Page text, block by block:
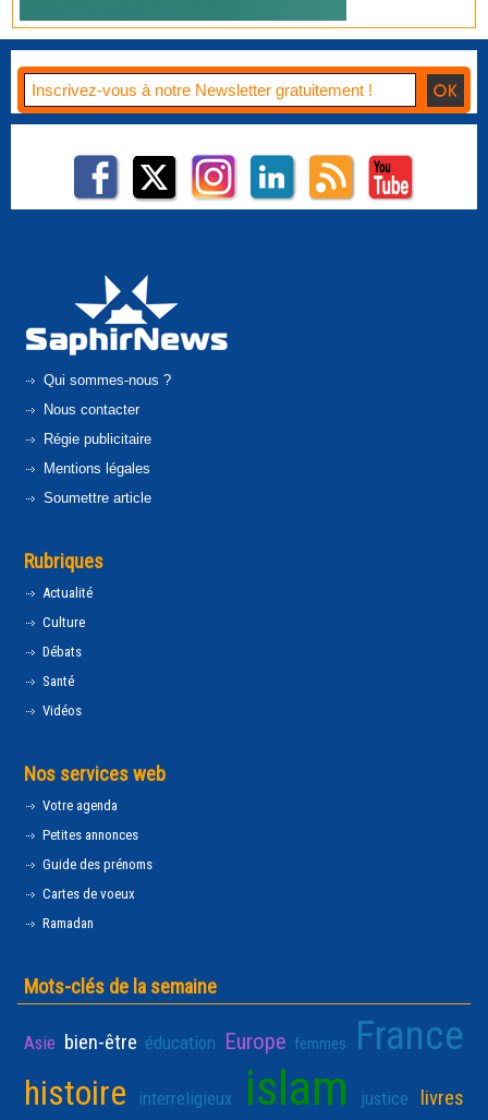
Qui sommes-nous ?
Nous contacter
Régie publicitaire
Mentions légales
Soumettre article
Rubriques
Actualité
Culture
Débats
Santé
Vidéos
Nos services web
Votre agenda
Petites annonces
Guide des prénoms
Cartes de voeux
Ramadan
Mots-clés de la semaine
Asie bien-être éducation Europe femmes France
histoire interreligieux islam justice livres